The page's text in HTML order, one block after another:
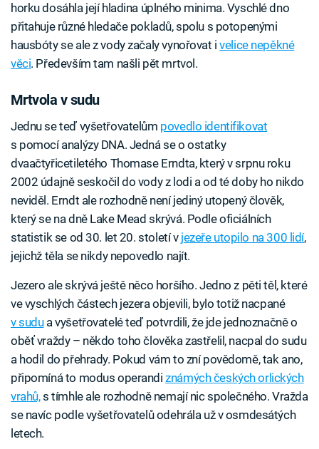
horku dosáhla její hladina úplného minima. Vyschlé dno
přitahuje různé hledače pokladů, spolu s potopenými
hausbóty se ale z vody začaly vynořovat ivelice nepěkné
věci. Především tam našli pět mrtvol.
Mrtvola v sudu
Jednu se teď vyšetřovatelům povedlo identifikovat
s pomocí analýzy DNA. Jedná se o ostatky
dvaačtyřicetiletého Thomase Erndta, který v srpnu roku
2002 údajně seskočil do vody z lodi a od té doby ho nikdo
neviděl. Erndt ale rozhodně není jediný utopený člověk,
který se na dně Lake Mead skrývá. Podle oficiálních
statistik se od 30. let 20. století v jezeře utopilo na 300 lidí,
jejichž těla se nikdy nepovedlo najít.
Jezero ale skrývá ještě něco horšího. Jedno z pěti těl, které
ve vyschlých částech jezera objevili, bylo totiž nacpané
v sudua vyšetřovatelé teď potvrdili, že jde jednoznačně o
oběť vraždy – někdo toho člověka zastřelil, nacpal do sudu
a hodil do přehrady. Pokud vám to zní povědomě, tak ano,
připomíná to modus operandiznámých českých orlických
vrahů,s tímhle ale rozhodně nemají nic společného. Vražda
se navíc podle vyšetřovatelů odehrála už v osmdesátých
letech.